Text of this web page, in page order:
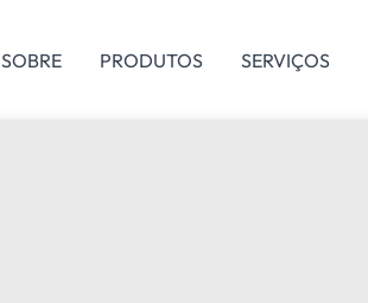
SOBRE PRODUTOS SERVIÇOS